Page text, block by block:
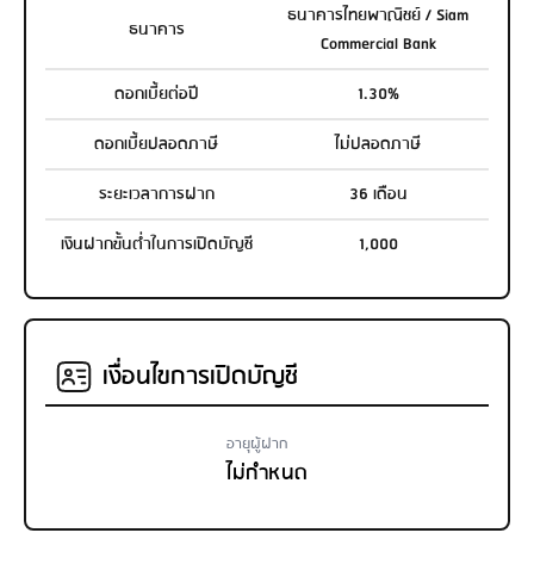
ธนาคาร
ธนาคารไทยพาณิชย์ / Siam
Commercial Bank
ดอกเบี้ยต่อปี
1.30%
ดอกเบี้ยปลอดภาษี
ไม่ปลอดภาษี
ระยะเวลาการฝาก
36 เดือน
เงินฝากขั้นต่ำในการเปิดบัญชี
1,000
เงื่อนไขการเปิดบัญชี
อายุผู้ฝาก
ไม่กำหนด